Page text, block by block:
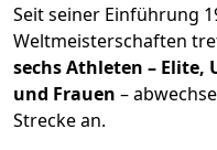
Seit seiner Einführung
Weltmeisterschaften
sechs Athleten – Elite,
und Frauen –
Strecke an.